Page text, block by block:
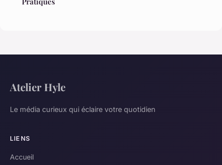
Atelier Hyle
Le média curieux qui éclaire votre quotidien
LIENS
Accueil